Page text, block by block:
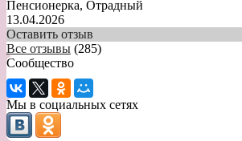
Пенсионерка, Отрадный
13.04.2026
Оставить отзыв
Все отзывы (285)
Сообщество
Мы в социальных сетях